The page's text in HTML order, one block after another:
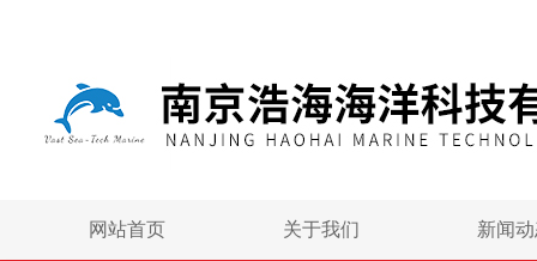
网站首页 关于我们 新闻